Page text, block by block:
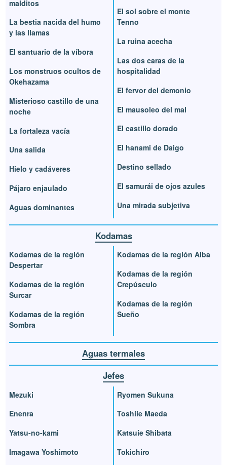
malditos
La bestia nacida del humo
y las llamas
El santuario de la víbora
Los monstruos ocultos de
Okehazama
Misterioso castillo de una
noche
La fortaleza vacía
Una salida
Hielo y cadáveres
Pájaro enjaulado
Aguas dominantes
El sol sobre el monte
Tenno
La ruina acecha
Las dos caras de la
hospitalidad
El fervor del demonio
El mausoleo del mal
El castillo dorado
El hanami de Daigo
Destino sellado
El samurái de ojos azules
Una mirada subjetiva
Kodamas
Kodamas de la región
Despertar
Kodamas de la región
Surcar
Kodamas de la región
Sombra
Kodamas de la región Alba
Kodamas de la región
Crepúsculo
Kodamas de la región
Sueño
Aguas termales
Jefes
Mezuki
Enenra
Yatsu-no-kami
Imagawa Yoshimoto
Ryomen Sukuna
Toshiie Maeda
Katsuie Shibata
Tokichiro